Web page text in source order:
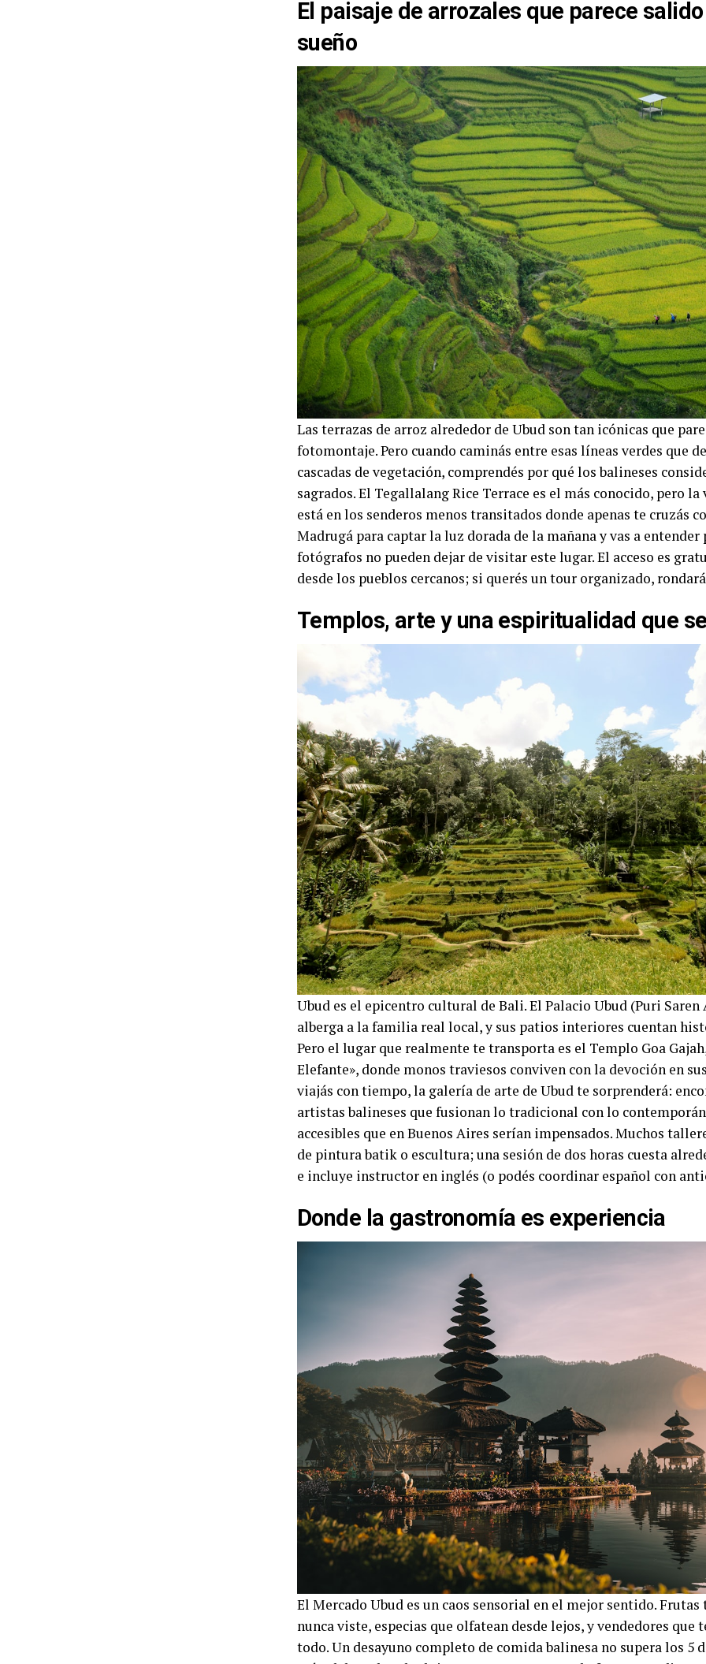
El paisaje de arrozales que parece
sueño
Las terrazas de arroz alrededor de Ubud son tan icónicas que
fotomontaje. Pero cuando caminás entre esas líneas verdes que
cascadas de vegetación, comprendés por qué los balineses
sagrados. El Tegallalang Rice Terrace es el más conocido, pero
está en los senderos menos transitados donde apenas te cruzás
Madrugá para captar la luz dorada de la mañana y vas a entender
fotógrafos no pueden dejar de visitar este lugar. El acceso es
desde los pueblos cercanos; si querés un tour organizado,
Templos, arte y una espiritualidad que
Ubud es el epicentro cultural de Bali. El Palacio Ubud (Puri
alberga a la familia real local, y sus patios interiores cuentan
Pero el lugar que realmente te transporta es el Templo Goa
Elefante», donde monos traviesos conviven con la devoción en
viajás con tiempo, la galería de arte de Ubud te sorprenderá:
artistas balineses que fusionan lo tradicional con lo
accesibles que en Buenos Aires serían impensados. Muchos
de pintura batik o escultura; una sesión de dos horas cuesta
e incluye instructor en inglés (o podés coordinar español con
Donde la gastronomía es experiencia
El Mercado Ubud es un caos sensorial en el mejor sentido.
nunca viste, especias que olfatean desde lejos, y vendedores que
todo. Un desayuno completo de comida balinesa no supera los 5